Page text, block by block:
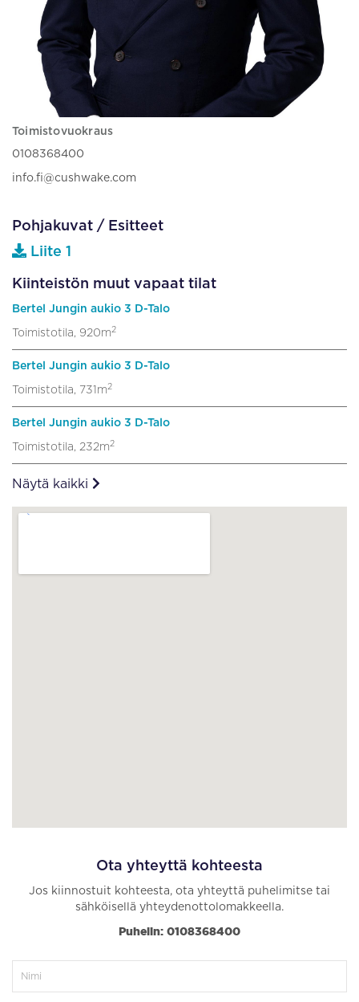
Toimistovuokraus
0108368400
info.fi@cushwake.com
Pohjakuvat / Esitteet
Liite 1
Kiinteistön muut vapaat tilat
Bertel Jungin aukio 3 D-Talo
Toimistotila, 920m2
Bertel Jungin aukio 3 D-Talo
Toimistotila, 731m2
Bertel Jungin aukio 3 D-Talo
Toimistotila, 232m2
Näytä kaikki
Ota yhteyttä kohteesta
Jos kiinnostuit kohteesta, ota yhteyttä puhelimitse tai
sähköisellä yhteydenottolomakkeella.
Puhelin: 0108368400